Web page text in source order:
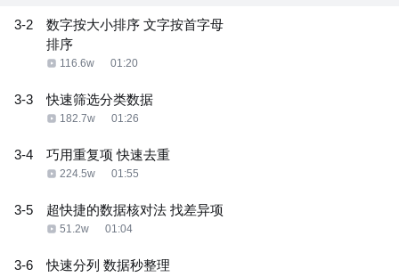
3-2
数字按大小排序 文字按首字母
排序
116.6w 01:20
3-3 快速筛选分类数据
182.7w 01:26
3-4 巧用重复项 快速去重
224.5w 01:55
3-5 超快捷的数据核对法 找差异项
51.2w 01:04
3-6 快速分列 数据秒整理